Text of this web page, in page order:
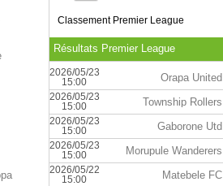
Classement Premier League
Résultats Premier League
2026/05/23
15:00
Orapa United
2026/05/23
15:00
Township Rollers
2026/05/23
15:00
Gaborone Utd
2026/05/23
15:00
Morupule Wanderers
2026/05/22
15:00
Matebele FC